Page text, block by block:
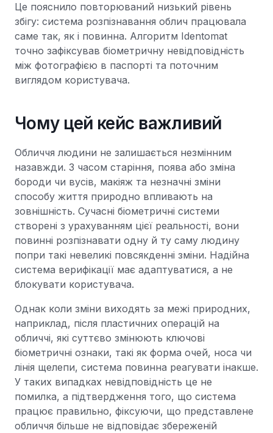
Це пояснило повторюваний низький рівень
збігу: система розпізнавання облич працювала
саме так, як і повинна. Алгоритм Identomat
точно зафіксував біометричну невідповідність
між фотографією в паспорті та поточним
виглядом користувача.
Чому цей кейс важливий
Обличчя людини не залишається незмінним
назавжди. З часом старіння, поява або зміна
бороди чи вусів, макіяж та незначні зміни
способу життя природно впливають на
зовнішність. Сучасні біометричні системи
створені з урахуванням цієї реальності, вони
повинні розпізнавати одну й ту саму людину
попри такі невеликі повсякденні зміни. Надійна
система верифікації має адаптуватися, а не
блокувати користувача.
Однак коли зміни виходять за межі природних,
наприклад, після пластичних операцій на
обличчі, які суттєво змінюють ключові
біометричні ознаки, такі як форма очей, носа чи
лінія щелепи, система повинна реагувати інакше.
У таких випадках невідповідність це не
помилка, а підтвердження того, що система
працює правильно, фіксуючи, що представлене
обличчя більше не відповідає збереженій